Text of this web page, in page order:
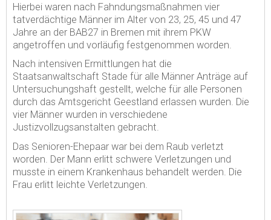
Hierbei waren nach Fahndungsmaßnahmen vier
tatverdächtige Männer im Alter von 23, 25, 45 und 47
Jahre an der BAB27 in Bremen mit ihrem PKW
angetroffen und vorläufig festgenommen worden.
Nach intensiven Ermittlungen hat die
Staatsanwaltschaft Stade für alle Männer Anträge auf
Untersuchungshaft gestellt, welche für alle Personen
durch das Amtsgericht Geestland erlassen wurden. Die
vier Männer wurden in verschiedene
Justizvollzugsanstalten gebracht.
Das Senioren-Ehepaar war bei dem Raub verletzt
worden. Der Mann erlitt schwere Verletzungen und
musste in einem Krankenhaus behandelt werden. Die
Frau erlitt leichte Verletzungen.